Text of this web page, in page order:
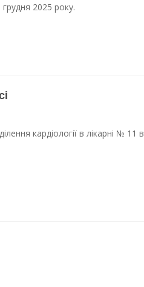
2025 року.
кардіології в лікарні № 11 в